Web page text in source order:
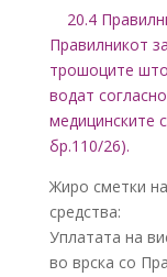
20.4
Правилникот
трошоците
водат
медицинските
бр.110/26).
Жиро сметки
средства:
Уплатата на
во врска со